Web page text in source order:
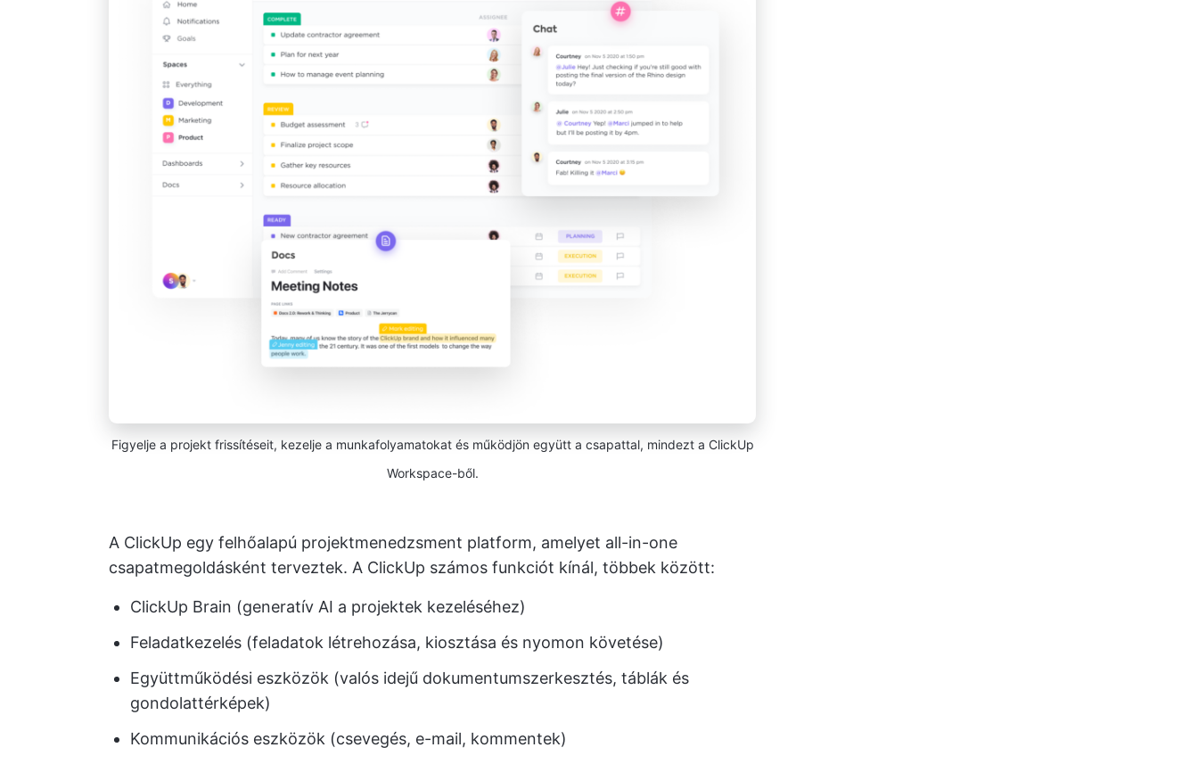
Figyelje a projekt frissítéseit, kezelje a munkafolyamatokat és működjön együtt a csapattal, mindezt a ClickUp
Workspace-ből.
A ClickUp egy felhőalapú projektmenedzsment platform, amelyet all-in-one
csapatmegoldásként terveztek. A ClickUp számos funkciót kínál, többek között:
ClickUp Brain (generatív AI a projektek kezeléséhez)
Feladatkezelés (feladatok létrehozása, kiosztása és nyomon követése)
Együttműködési eszközök (valós idejű dokumentumszerkesztés, táblák és
gondolattérképek)
Kommunikációs eszközök (csevegés, e-mail, kommentek)